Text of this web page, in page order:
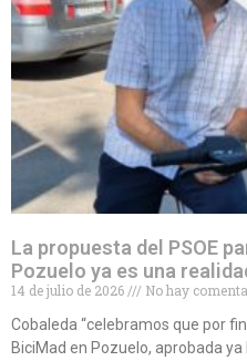
La propuesta del PSOE
Pozuelo ya es una
14 de julio de 2026
No hay
Cobaleda “celebramos que por
BiciMad en Pozuelo, aprobada